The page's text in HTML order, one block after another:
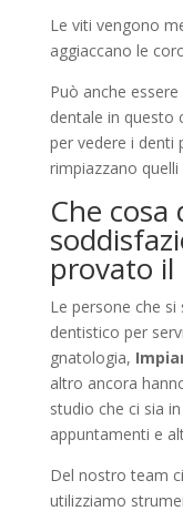
Le viti vengono
aggiaccano le
Può anche
dentale in questo
per vedere i denti
rimpiazzano quelli
Che
provato
Le persone che
dentistico per
gnatologia,
altro ancora
studio che ci sia
appuntamenti e
Del nostro team
utilizziamo